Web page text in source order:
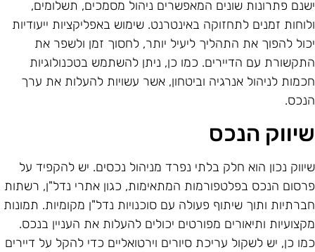
פתרונות שונים המאפשרים ניהול מסמכים, תשלומים,
זמנים לתחזוקה באינטרנט. שימוש באפליקציות ייעודיות
להפוך את התהליך ליעיל יותר, לחסוך זמן ולשפר את
עם הדיירים. כמו כן, ניתן להשתמש בטכנולוגיות
לניהול אנרגיה וביטחון, אשר עשויות להעלות את ערך
הנכס
נכון הוא חלק בלתי נפרד מניהול נכסים. יש להקפיד על
הנכס בפלטפורמות המתאימות, כגון אתרי נדל"ן, רשתות
ותוך שיתוף פעולה עם סוכנויות נדל"ן מקומיות. תמונות
ותיאורים מפורטים יכולים להעלות את העניין בנכס.
כן, יש לשקול עריכת סיורים וירטואליים כדי להקל על דיירים